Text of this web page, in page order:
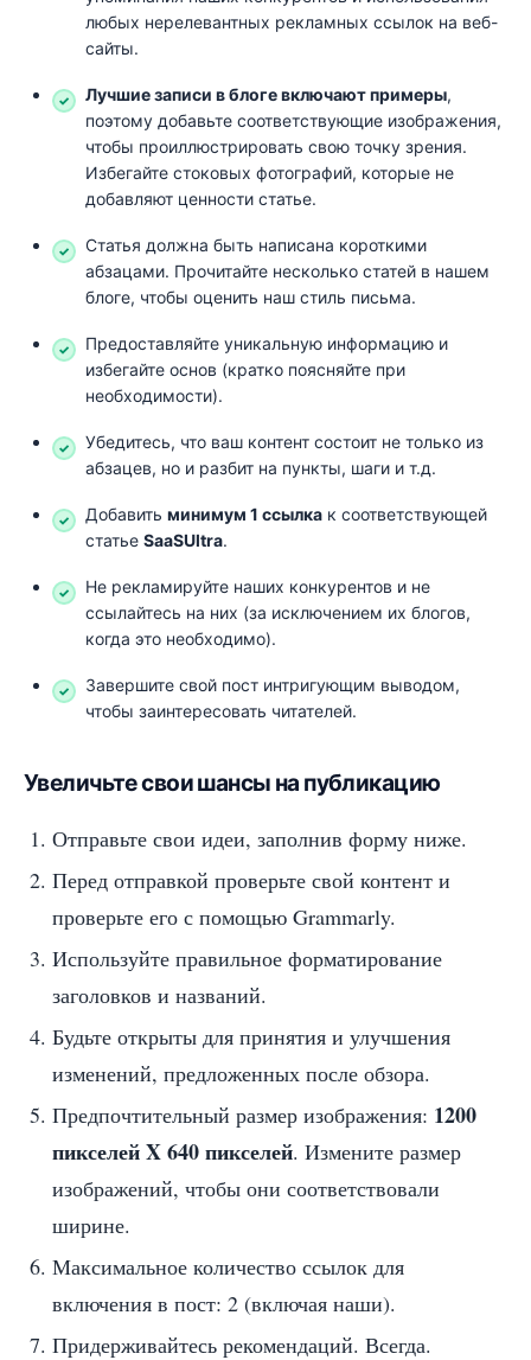
любых нерелевантных рекламных ссылок на веб-
сайты.
Лучшие записи в блоге включают примеры,
поэтому добавьте соответствующие изображения,
чтобы проиллюстрировать свою точку зрения.
Избегайте стоковых фотографий, которые не
добавляют ценности статье.
Статья должна быть написана короткими
абзацами. Прочитайте несколько статей в нашем
блоге, чтобы оценить наш стиль письма.
Предоставляйте уникальную информацию и
избегайте основ (кратко поясняйте при
необходимости).
Убедитесь, что ваш контент состоит не только из
абзацев, но и разбит на пункты, шаги и т.д.
Добавить минимум 1 ссылка к соответствующей
статье SaaSUltra.
Не рекламируйте наших конкурентов и не
ссылайтесь на них (за исключением их блогов,
когда это необходимо).
Завершите свой пост интригующим выводом,
чтобы заинтересовать читателей.
Увеличьте свои шансы на публикацию
Отправьте свои идеи, заполнив форму ниже.
Перед отправкой проверьте свой контент и
проверьте его с помощью Grammarly.
Используйте правильное форматирование
заголовков и названий.
Будьте открыты для принятия и улучшения
изменений, предложенных после обзора.
Предпочтительный размер изображения: 1200
пикселей X 640 пикселей. Измените размер
изображений, чтобы они соответствовали
ширине.
Максимальное количество ссылок для
включения в пост: 2 (включая наши).
Придерживайтесь рекомендаций. Всегда.